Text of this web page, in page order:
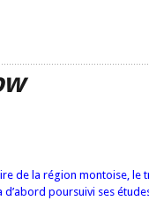
de la région montoise, le
d’abord poursuivi ses